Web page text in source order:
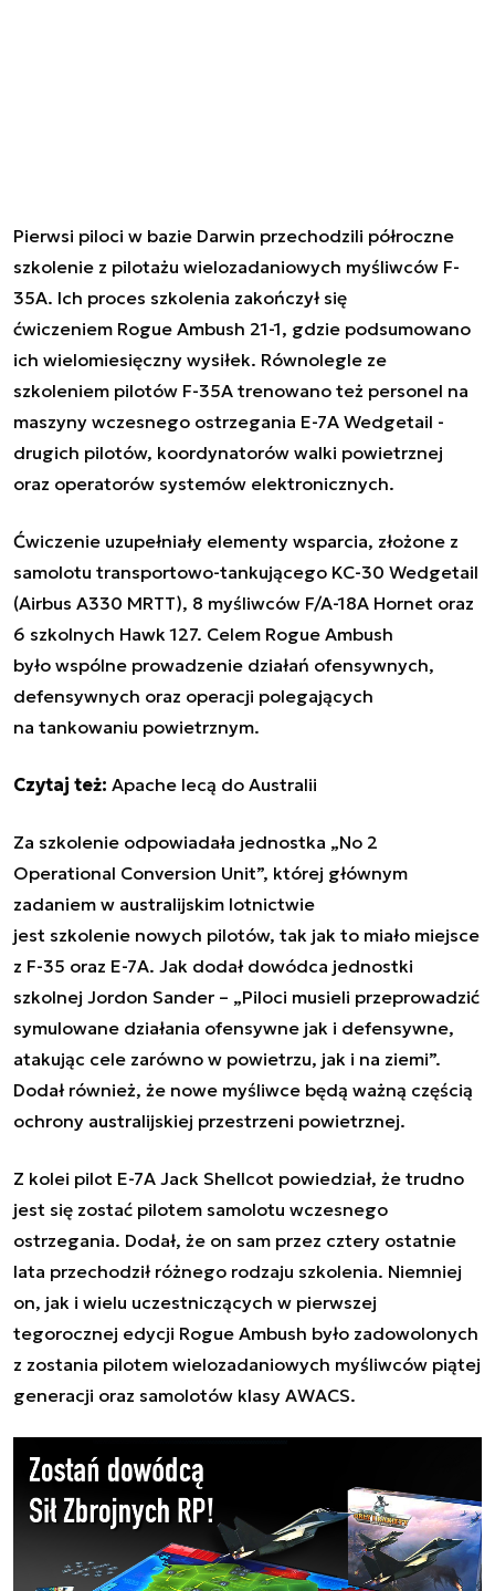
Pierwsi piloci w bazie Darwin przechodzili półroczne
szkolenie z pilotażu wielozadaniowych myśliwców F-
35A. Ich proces szkolenia zakończył się
ćwiczeniem Rogue Ambush 21-1, gdzie podsumowano
ich wielomiesięczny wysiłek. Równolegle ze
szkoleniem pilotów F-35A trenowano też personel na
maszyny wczesnego ostrzegania E-7A Wedgetail -
drugich pilotów, koordynatorów walki powietrznej
oraz operatorów systemów elektronicznych.
Ćwiczenie uzupełniały elementy wsparcia, złożone z
samolotu transportowo-tankującego KC-30 Wedgetail
(Airbus A330 MRTT), 8 myśliwców F/A-18A Hornet oraz
6 szkolnych Hawk 127. Celem Rogue Ambush
było wspólne prowadzenie działań ofensywnych,
defensywnych oraz operacji polegających
na tankowaniu powietrznym.
Czytaj też: Apache lecą do Australii
Za szkolenie odpowiadała jednostka „No 2
Operational Conversion Unit”, której głównym
zadaniem w australijskim lotnictwie
jest szkolenie nowych pilotów, tak jak to miało miejsce
z F-35 oraz E-7A. Jak dodał dowódca jednostki
szkolnej Jordon Sander – „Piloci musieli przeprowadzić
symulowane działania ofensywne jak i defensywne,
atakując cele zarówno w powietrzu, jak i na ziemi”.
Dodał również, że nowe myśliwce będą ważną częścią
ochrony australijskiej przestrzeni powietrznej.
Z kolei pilot E-7A Jack Shellcot powiedział, że trudno
jest się zostać pilotem samolotu wczesnego
ostrzegania. Dodał, że on sam przez cztery ostatnie
lata przechodził różnego rodzaju szkolenia. Niemniej
on, jak i wielu uczestniczących w pierwszej
tegorocznej edycji Rogue Ambush było zadowolonych
z zostania pilotem wielozadaniowych myśliwców piątej
generacji oraz samolotów klasy AWACS.